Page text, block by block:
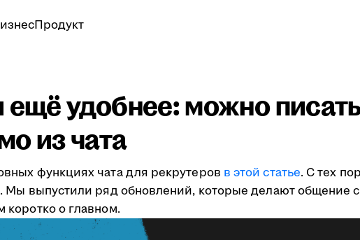
Продукт
ещё удобнее: можно
из чата
функциях чата для рекрутеров в этой статье. С тех
Мы выпустили ряд обновлений, которые делают общение
коротко о главном.